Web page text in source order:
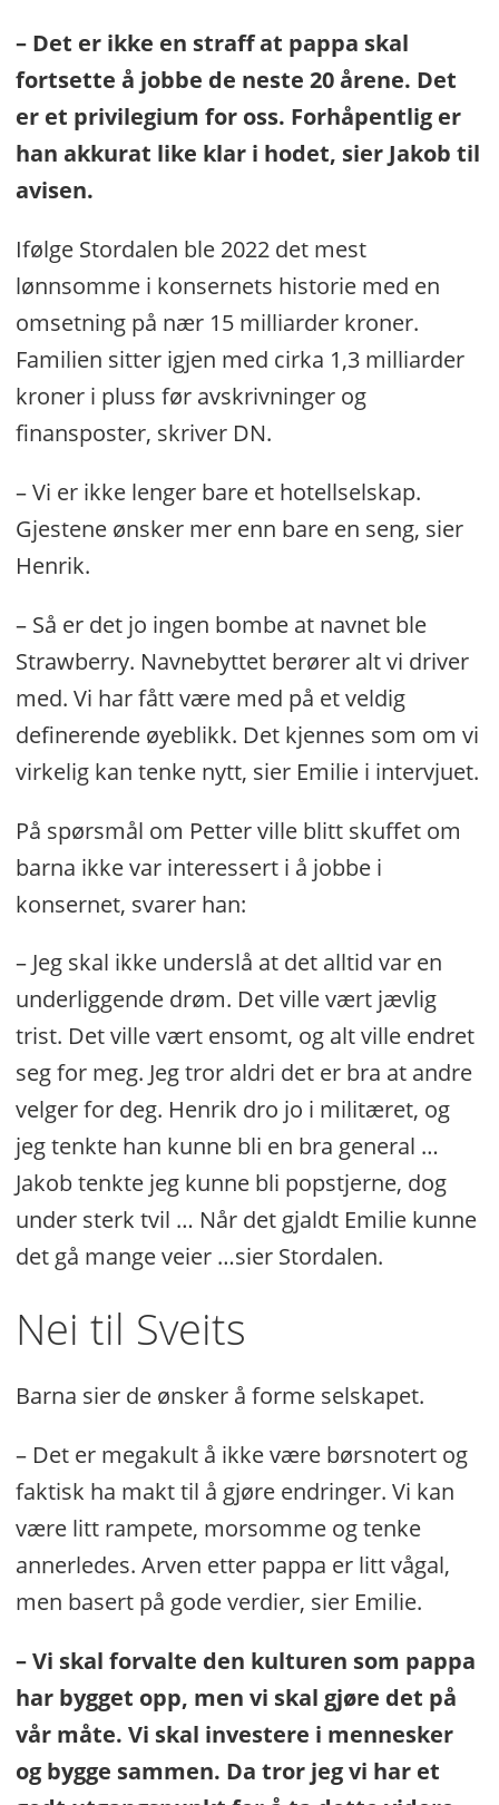
– Det er ikke en straff at pappa skal
fortsette å jobbe de neste 20 årene. Det
er et privilegium for oss. Forhåpentlig er
han akkurat like klar i hodet, sier Jakob til
avisen.
Ifølge Stordalen ble 2022 det mest
lønnsomme i konsernets historie med en
omsetning på nær 15 milliarder kroner.
Familien sitter igjen med cirka 1,3 milliarder
kroner i pluss før avskrivninger og
finansposter, skriver DN.
– Vi er ikke lenger bare et hotellselskap.
Gjestene ønsker mer enn bare en seng, sier
Henrik.
– Så er det jo ingen bombe at navnet ble
Strawberry. Navnebyttet berører alt vi driver
med. Vi har fått være med på et veldig
definerende øyeblikk. Det kjennes som om vi
virkelig kan tenke nytt, sier Emilie i intervjuet.
På spørsmål om Petter ville blitt skuffet om
barna ikke var interessert i å jobbe i
konsernet, svarer han:
– Jeg skal ikke underslå at det alltid var en
underliggende drøm. Det ville vært jævlig
trist. Det ville vært ensomt, og alt ville endret
seg for meg. Jeg tror aldri det er bra at andre
velger for deg. Henrik dro jo i militæret, og
jeg tenkte han kunne bli en bra general …
Jakob tenkte jeg kunne bli popstjerne, dog
under sterk tvil … Når det gjaldt Emilie kunne
det gå mange veier …sier Stordalen.
Nei til Sveits
Barna sier de ønsker å forme selskapet.
– Det er megakult å ikke være børsnotert og
faktisk ha makt til å gjøre endringer. Vi kan
være litt rampete, morsomme og tenke
annerledes. Arven etter pappa er litt vågal,
men basert på gode verdier, sier Emilie.
– Vi skal forvalte den kulturen som pappa
har bygget opp, men vi skal gjøre det på
vår måte. Vi skal investere i mennesker
og bygge sammen. Da tror jeg vi har et